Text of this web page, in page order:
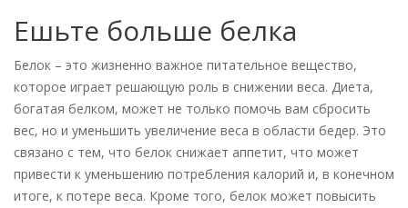
Ешьте больше белка
Белок – это жизненно важное питательное вещество,
которое играет решающую роль в снижении веса. Диета,
богатая белком, может не только помочь вам сбросить
вес, но и уменьшить увеличение веса в области бедер. Это
связано с тем, что белок снижает аппетит, что может
привести к уменьшению потребления калорий и, в конечном
итоге, к потере веса. Кроме того, белок может повысить